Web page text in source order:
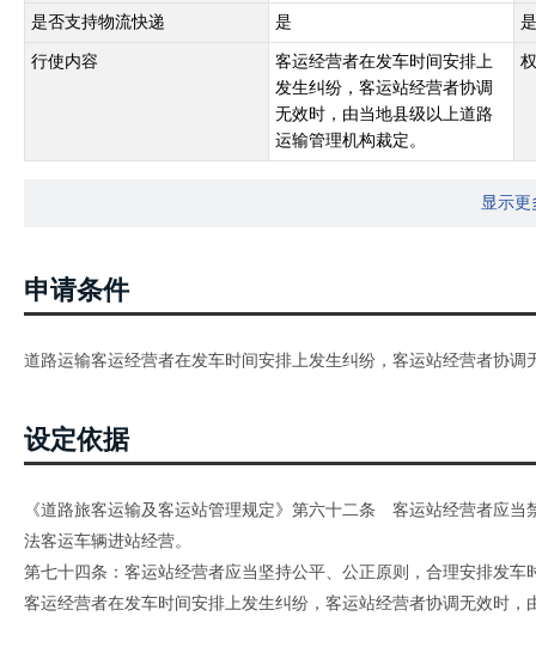
是否支持物流快递 是
行使内容
客运经营者在发车时间安排上
发生纠纷，客运站经营者协调
无效时，由当地县级以上道路
运输管理机构裁定。
显示更
申请条件
道路运输客运经营者在发车时间安排上发生纠纷，客运站经营者协
设定依据
《道路旅客运输及客运站管理规定》第六十二条 客运站经营者应
法客运车辆进站经营。
第七十四条：客运站经营者应当坚持公平、公正原则，合理安排发车
客运经营者在发车时间安排上发生纠纷，客运站经营者协调无效时